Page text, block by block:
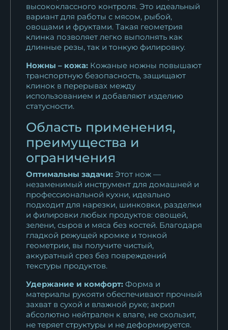
высококлассного контроля. Это идеальный
вариант для работы с мясом, рыбой,
овощами и фруктами. Такая геометрия
клинка позволяет легко выполнять как
длинные резы, так и тонкую филировку.
Ножны – кожа: Кожаные ножны повышают
транспортную безопасность, защищают
клинок в перерывах между
использованием и добавляют изделию
статусности.
Область применения,
преимущества и
ограничения
Оптимальны задачи: Этот нож —
незаменимый инструмент для домашней и
профессиональной кухни, идеально
подходит для нарезки, шинковки, разделки
и филировки любых продуктов: овощей,
зелени, сыров и мяса без костей. Благодаря
гладкой режущей кромке и тонкой
геометрии, вы получите чистый,
аккуратный срез без повреждений
текстуры продуктов.
Удержание и комфорт: Форма и
материалы рукояти обеспечивают прочный
захват в сухой и влажной руке; акрил
абсолютно нейтрален к влаге, не скользит,
не теряет структуры и не деформируется.